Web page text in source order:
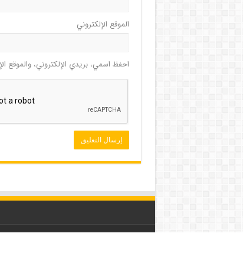
الموقع الإلكتروني
احفظ اسمي، بريدي الإلكتروني، والموقع